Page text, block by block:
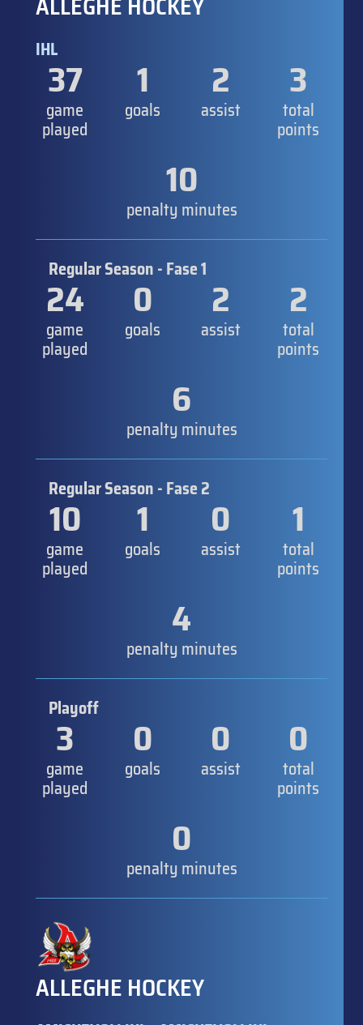
IHL
37
game
played
1
goals
2
assist
3
total
points
10
penalty minutes
Regular Season - Fase 1
24
game
played
0
goals
2
assist
2
total
points
6
penalty minutes
Regular Season - Fase 2
10
game
played
1
goals
0
assist
1
total
points
4
penalty minutes
Playoff
3
game
played
0
goals
0
assist
0
total
points
0
penalty minutes
ALLEGHE HOCKEY